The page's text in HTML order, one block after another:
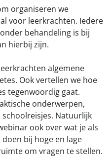
organiseren we
voor leerkrachten. Iedere
behandeling is bij
hierbij zijn.
algemene
Ook vertellen we hoe
tegenwoordig gaat.
onderwerpen,
Natuurlijk
ook over wat je als
bij hoge en lage
om vragen te stellen.